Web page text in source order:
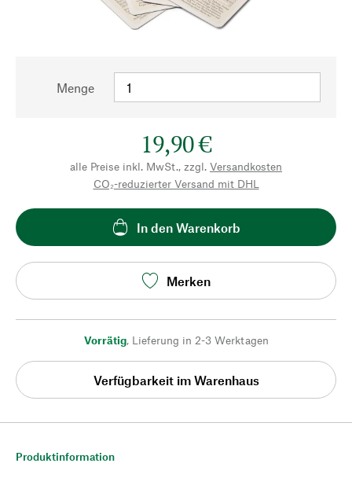
Menge
19,90 €
alle Preise inkl. MwSt., zzgl. Versandkosten
CO₂-reduzierter Versand mit DHL
In den Warenkorb
Merken
Vorrätig, Lieferung in 2-3 Werktagen
Verfügbarkeit im Warenhaus
Produktinformation